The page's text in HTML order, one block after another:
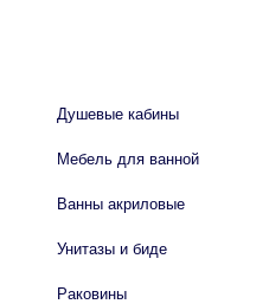
Душевые кабины
Мебель для ванной
Ванны акриловые
Унитазы и биде
Раковины